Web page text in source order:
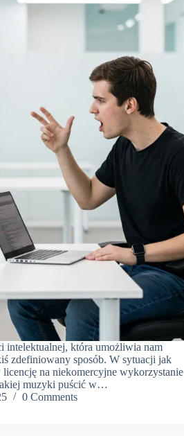
intelektualnej, która umożliwia nam
zdefiniowany sposób. W sytuacji jak
na niekomercyjne wykorzystanie
muzyki puścić w…
0 Comments